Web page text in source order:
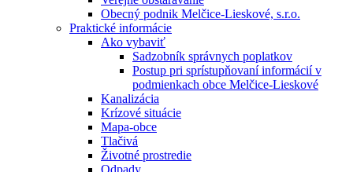
Obecný podnik Melčice-Lieskové, s.r.o.
Praktické informácie
Ako vybaviť
Sadzobník správnych poplatkov
Postup pri sprístupňovaní informácií v
podmienkach obce Melčice-Lieskové
Kanalizácia
Krízové situácie
Mapa-obce
Tlačivá
Životné prostredie
Odpady